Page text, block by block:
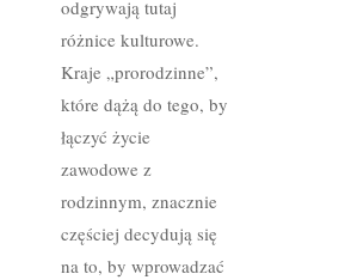
odgrywają tutaj
różnice kulturowe.
Kraje „prorodzinne”,
które dążą do tego, by
łączyć życie
zawodowe z
rodzinnym, znacznie
częściej decydują się
na to, by wprowadzać